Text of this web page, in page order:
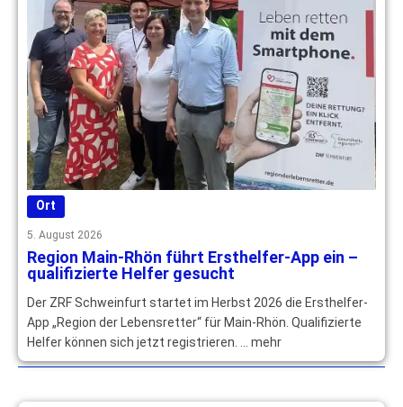
Ort
5. August 2026
Region Main-Rhön führt Ersthelfer-App ein –
qualifizierte Helfer gesucht
Der ZRF Schweinfurt startet im Herbst 2026 die Ersthelfer-
App „Region der Lebensretter“ für Main-Rhön. Qualifizierte
Helfer können sich jetzt registrieren. … mehr